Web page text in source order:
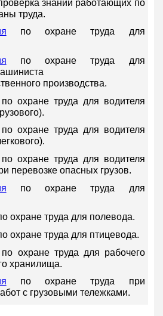
знаний работающих по
труда.
по охране труда для
по охране труда для
производства.
по охране труда для водителя
по охране труда для водителя
по охране труда для водителя
перевозке опасных грузов.
по охране труда для
охране труда для полевода.
охране труда для птицевода.
по охране труда для рабочего
хранилища.
по охране труда при
с грузовыми тележками.